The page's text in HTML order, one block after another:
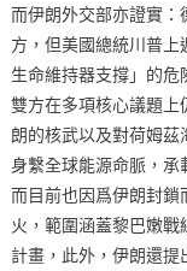
而伊朗外交部亦證實
方，但美國總統川普
生命維持器支撐」的危
雙方在多項核心議題
朗的核武以及對荷姆
身繫全球能源命脈，承
而目前也因爲伊朗封
火，範圍涵蓋黎巴嫩
計畫，此外，伊朗還